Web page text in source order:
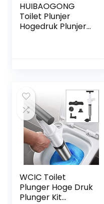
HUIBAOGONG
Toilet Plunjer
Hogedruk Plunjer
WCIC Toilet
Plunger Hoge Druk
Plunger Kit